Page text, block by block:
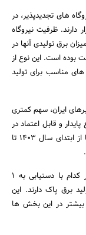
از ظرفیت نیروگاه های تجدیدپذیر، در
دوم میزان برق تولیدی از ابتدای سال 1403 قرار دارند. ظرفیت نیروگاه
معادل 366/3 مگاوات و میزان برق تولیدی آنها در
کیلووات ساعت بوده است. این نوع از
های مناسب برای تولید
تجدیدپذیرهای ایران، سهم کمتری
و قابل اعتماد در
تأمین انرژی مورد توجه قرار می گیرند. این نیروگاه ها از ابتدای سال 1403 تا
نیروگاه های زیست توده و توربین های انبساطی هر کدام با دستیابی به 1
برق پاک دارند. این
بیشتر در این بخش ها